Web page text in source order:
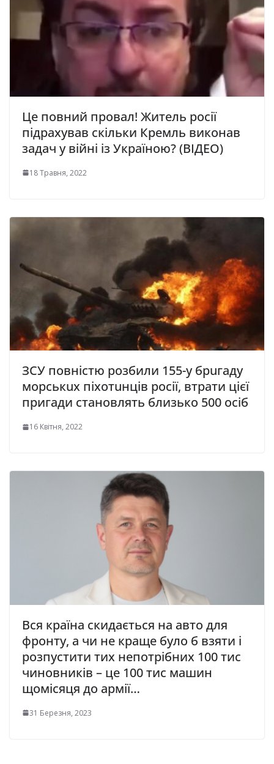
Це повний провал! Житель росії
підрахував скільки Кремль виконав
задач у війні із Україною? (ВІДЕО)
18 Травня, 2022
ЗСУ повністю розбили 155-у брuгaду
морськuх пiхотuнцiв росії, втрати цієї
пригади становлять близько 500 осіб
16 Квітня, 2022
Вся країна скидається на авто для
фронту, а чи не краще було б взяти і
розпустити тих непотрібних 100 тис
чиновників – це 100 тис машин
щомісяця до армії…
31 Березня, 2023